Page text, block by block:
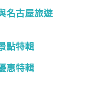
名古屋旅遊
點特輯
惠特輯